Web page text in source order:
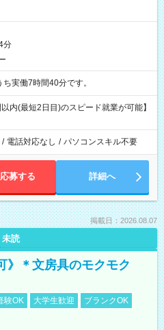
分
記のうち実働7時間40分です。
内(最短2日目)のスピード就業が可能】
/ 電話対応なし / パソコンスキル不要
応募する 詳細へ
掲載日：2026.08.07
未読
》＊文房具のモクモク
験OK 大学生歓迎
ブランクOK